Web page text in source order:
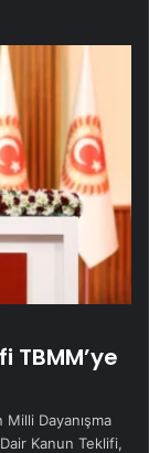
TBMM’ye
Dayanışma
Kanun Teklifi,